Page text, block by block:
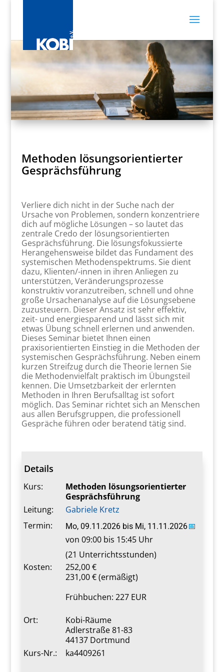
Methoden lösungsorientierter
Gesprächsführung
Verliere dich nicht in der Suche nach der
Ursache von Problemen, sondern konzentriere
dich auf mögliche Lösungen – so lautet das
zentrale Credo der lösungsorientierten
Gesprächsführung. Die lösungsfokussierte
Herangehensweise bildet das Fundament des
systemischen Methodenspektrums. Sie dient
dazu, Klienten/-innen in ihren Anliegen zu
unterstützen, Veränderungsprozesse
konstruktiv voranzutreiben, schnell und ohne
große Ursachenanalyse auf die Lösungsebene
zuzusteuern. Dieser Ansatz ist sehr effektiv,
zeit- und energiesparend und lässt sich mit
etwas Übung schnell erlernen und anwenden.
Dieses Seminar bietet Ihnen einen
praxisorientierten Einstieg in die Methoden der
systemischen Gesprächsführung. Neben einem
kurzen Streifzug durch die Theorie lernen Sie
die Methodenvielfalt praktisch im Übungsteil
kennen. Die Umsetzbarkeit der erlernten
Methoden in Ihren Berufsalltag ist sofort
möglich. Das Seminar richtet sich an Menschen
aus allen Berufsgruppen, die professionell
Gespräche führen oder beratend tätig sind.
Details
Kurs:
Methoden lösungsorientierter
Gesprächsführung
Leitung:
Gabriele Kretz
Termin:
Mo, 09.11.2026 bis Mi, 11.11.2026📅
von 09:00 bis 15:45 Uhr
(21 Unterrichtsstunden)
Kosten:
252,00 €
231,00 € (ermäßigt)
Frühbuchen: 227 EUR
Ort:
Kobi-Räume
Adlerstraße 81-83
44137 Dortmund
Kurs-Nr.:
ka4409261